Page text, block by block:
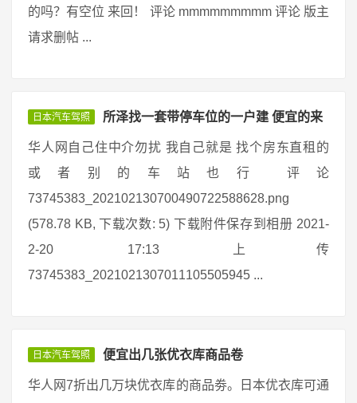
的吗？有空位 来回！ 评论 mmmmmmmmm 评论 版主
请求删帖 ...
日本汽车驾照 所泽找一套带停车位的一户建 便宜的来
华人网自己住中介勿扰 我自己就是 找个房东直租的
或者别的车站也行 评论
73745383_202102130700490722588628.png
(578.78 KB, 下载次数: 5) 下载附件保存到相册 2021-
2-20 17:13 上传
73745383_2021021307011105505945 ...
日本汽车驾照 便宜出几张优衣库商品卷
华人网7折出几万块优衣库的商品劵。日本优衣库可通